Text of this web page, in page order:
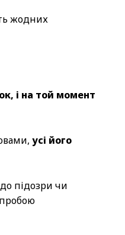
жодних
і на той момент
усі його
підозри чи